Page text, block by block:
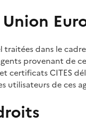
traitées dans le
provenant de
certificats CITES
utilisateurs de ces